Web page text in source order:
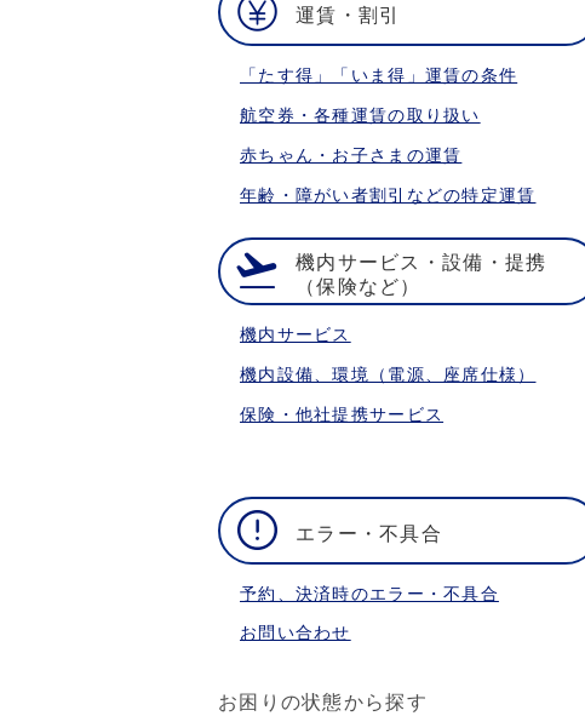
運賃・割引
「たす得」「いま得」運賃の条件
航空券・各種運賃の取り扱い
赤ちゃん・お子さまの運賃
年齢・障がい者割引などの特定運賃
機内サービス・設備・提携
（保険など）
機内サービス
機内設備、環境（電源、座席仕様）
保険・他社提携サービス
エラー・不具合
予約、決済時のエラー・不具合
お問い合わせ
お困りの状態から探す